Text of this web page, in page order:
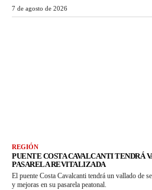
7 de agosto de 2026
REGIÓN
PUENTE COSTA CAVALCANTI TENDRÁ
PASARELA REVITALIZADA
El puente Costa Cavalcanti tendrá un vallado de
y mejoras en su pasarela peatonal.